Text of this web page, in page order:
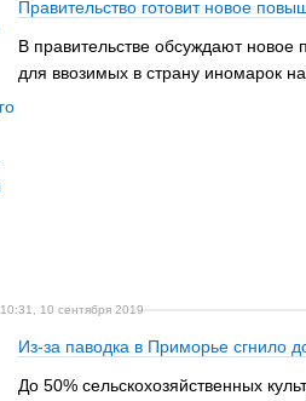
Правительство готовит новое
В правительстве обсуждают
для ввозимых в страну иномарок
10:31, 10 сентября 2019
Из-за паводка в Приморье сгнило
До 50% сельскохозяйственных